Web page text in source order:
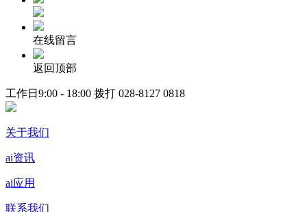
在线留言
返回顶部
工作日9:00 - 18:00 拨打 028-8127 0818
关于我们
ai资讯
ai应用
联系我们